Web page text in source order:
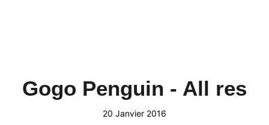
Gogo Penguin - All res
20 Janvier 2016